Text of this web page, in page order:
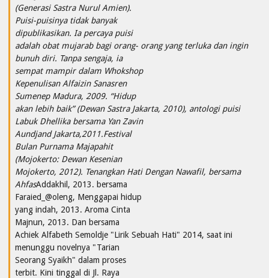
(Generasi Sastra Nurul Amien).
Puisi-puisinya tidak banyak
dipublikasikan. Ia percaya puisi
adalah obat mujarab bagi orang- orang yang terluka dan ingin
bunuh diri. Tanpa sengaja, ia
sempat mampir dalam Whokshop
Kepenulisan Alfaizin Sanasren
Sumenep Madura, 2009. “Hidup
akan lebih baik” (Dewan Sastra Jakarta, 2010), antologi puisi
Labuk Dhellika bersama Yan Zavin
Aundjand Jakarta,2011.Festival
Bulan Purnama Majapahit
(Mojokerto: Dewan Kesenian
Mojokerto, 2012). Tenangkan Hati Dengan Nawafil, bersama
AhfasAddakhil, 2013. bersama
Faraied_@oleng, Menggapai hidup
yang indah, 2013. Aroma Cinta
Majnun, 2013. Dan bersama
Achiek Alfabeth Semoldje "Lirik Sebuah Hati" 2014, saat ini
menunggu novelnya "Tarian
Seorang Syaikh" dalam proses
terbit. Kini tinggal di Jl. Raya